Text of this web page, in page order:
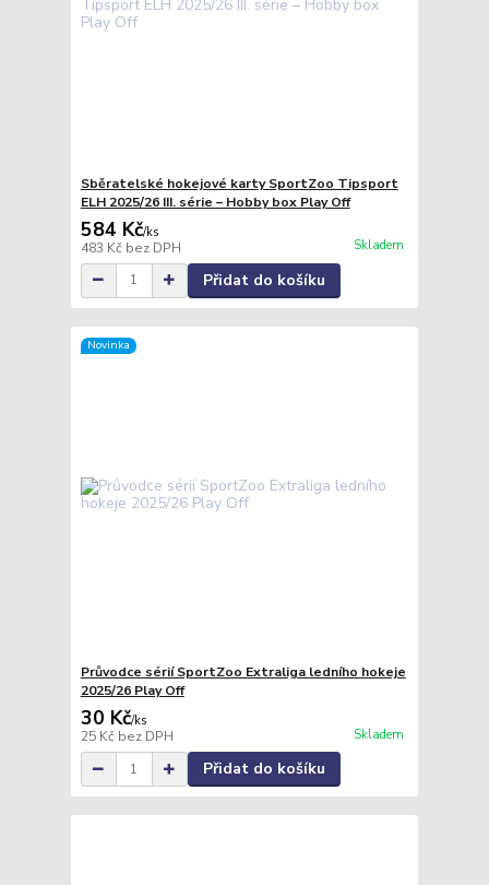
Sběratelské hokejové karty SportZoo Tipsport
ELH 2025/26 III. série – Hobby box Play Off
584 Kč/ks
483 Kč bez DPH Skladem
Přidat do košíku
Novinka
Průvodce sérií SportZoo Extraliga ledního hokeje
2025/26 Play Off
30 Kč/ks
25 Kč bez DPH Skladem
Přidat do košíku